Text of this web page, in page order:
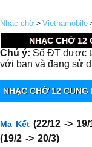
Nhạc chờ > Vietnamobile
NHẠC CHỜ 12
Chú ý: Số ĐT được
với bạn và đang sử
NHẠC CHỜ 12
Ma Kết (22/12 ->
(19/2 -> 20/3)